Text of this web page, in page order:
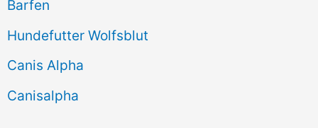
n
a
c
h
Barfen
Hundefutter Wolfsblut
Canis Alpha
Canisalpha